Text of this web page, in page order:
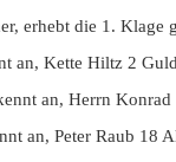
erhebt die 1. Klage
an, Kette Hiltz 2
an, Herrn
an, Peter Raub 18